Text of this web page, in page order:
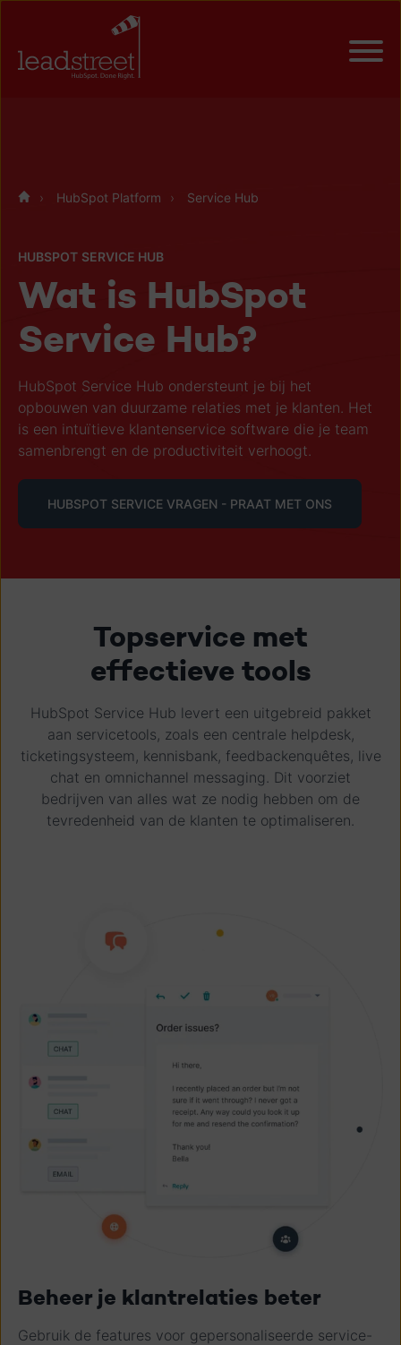
HubSpot Platform Service Hub
HUBSPOT SERVICE HUB
Wat is HubSpot
Service Hub?
HubSpot Service Hub ondersteunt je bij het
opbouwen van duurzame relaties met je klanten. Het
is een intuïtieve klantenservice software die je team
samenbrengt en de productiviteit verhoogt.
HUBSPOT SERVICE VRAGEN - PRAAT MET ONS
Topservice met
effectieve tools
HubSpot Service Hub levert een uitgebreid pakket
aan servicetools, zoals een centrale helpdesk,
ticketingsysteem, kennisbank, feedbackenquêtes, live
chat en omnichannel messaging. Dit voorziet
bedrijven van alles wat ze nodig hebben om de
tevredenheid van de klanten te optimaliseren.
Beheer je klantrelaties beter
Gebruik de features voor gepersonaliseerde service-